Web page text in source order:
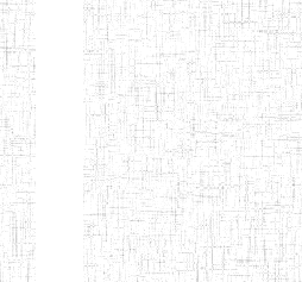
Début Préc. 4
13
Suivant Fin